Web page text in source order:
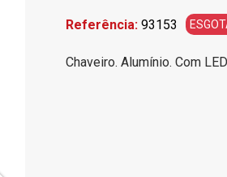
Referência: 93153
Chaveiro. Alumínio. Com